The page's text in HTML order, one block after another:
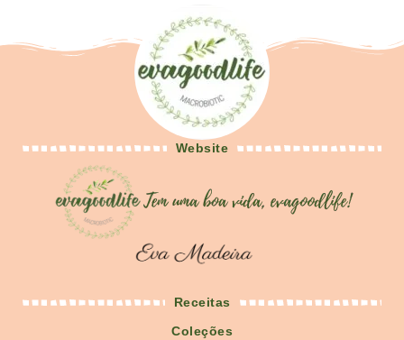
Website
Receitas
Coleções